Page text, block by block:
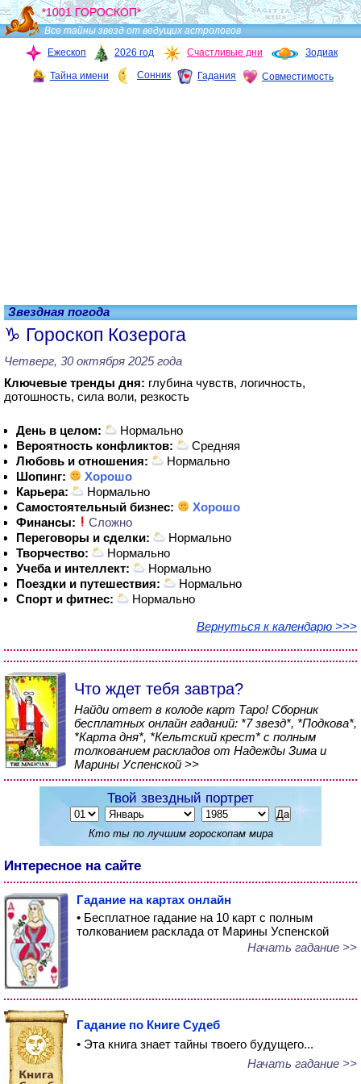
*1001 ГОРОСКОП*
Все тайны звезд от ведущих астрологов
Ежескоп
2026 год Счастливые дни Зодиак
Тайна имени Сонник Гадания Совместимость
Звездная погода
Гороскоп Козерога
Четверг, 30 октября 2025 года
Ключевые тренды дня: глубина чувств, логичность,
дотошность, сила воли, резкость
День в целом:
Нормально
Вероятность конфликтов:
Средняя
Любовь и отношения:
Нормально
Шопинг:
Хорошо
Карьера:
Нормально
Самостоятельный бизнес:
Хорошо
Финансы:
Сложно
Переговоры и сделки:
Нормально
Творчество:
Нормально
Учеба и интеллект:
Нормально
Поездки и путешествия:
Нормально
Спорт и фитнес:
Нормально
Вернуться к календарю >>>
Что ждет тебя завтра?
Найди ответ в колоде карт Таро! Сборник
бесплатных онлайн гаданий: *7 звезд*, *Подкова*,
*Карта дня*, *Кельтский крест* с полным
толкованием раскладов от Надежды Зима и
Марины Успенской >>
Твой звездный портрет
Кто ты по лучшим гороскопам мира
Интересное на сайте
Гадание на картах онлайн
• Бесплатное гадание на 10 карт с полным
толкованием расклада от Марины Успенской
Начать гадание >>
Гадание по Книге Судеб
• Эта книга знает тайны твоего будущего...
Начать гадание >>